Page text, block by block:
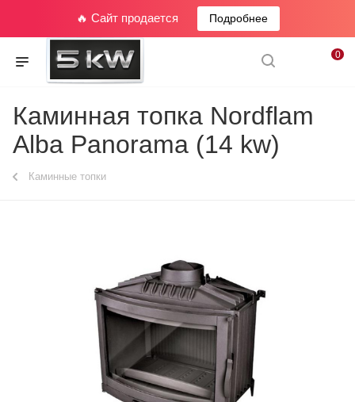
🔥 Сайт продается Подробнее
0
Каминная топка Nordflam
Alba Panorama (14 kw)
Каминные топки